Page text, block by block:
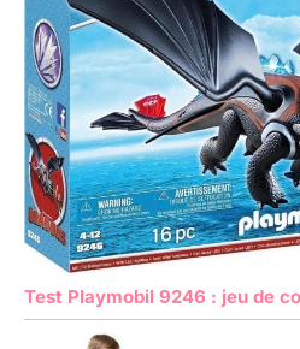
Test Playmobil 9246 : jeu de